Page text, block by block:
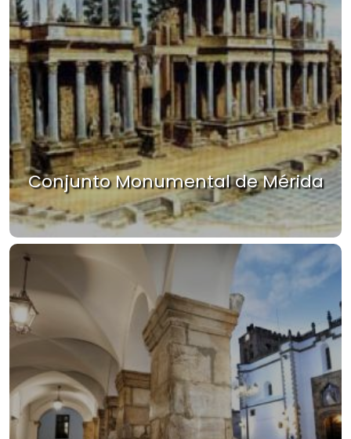
Conjunto Monumental de Mérida